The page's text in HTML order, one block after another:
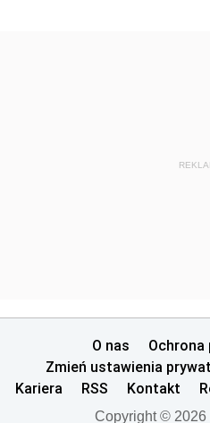
O nas
Zmień ustawienia
Kariera
RSS Kontakt
Copyright © 2026